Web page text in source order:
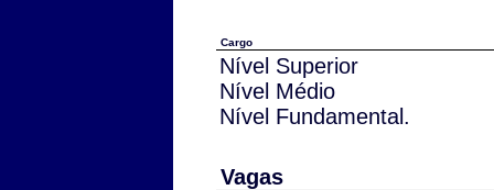
Cargo
Nível Superior
Nível Médio
Nível Fundamental.
Vagas